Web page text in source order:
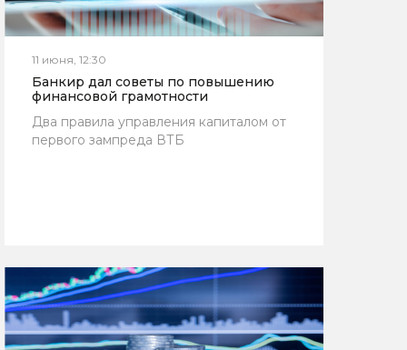
11 июня, 12:30
Банкир дал советы по повышению
финансовой грамотности
Два правила управления капиталом от
первого зампреда ВТБ